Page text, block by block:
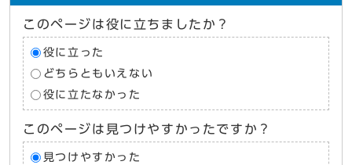
このページは役に立ちましたか？
役に立った
どちらともいえない
役に立たなかった
このページは見つけやすかったですか？
見つけやすかった